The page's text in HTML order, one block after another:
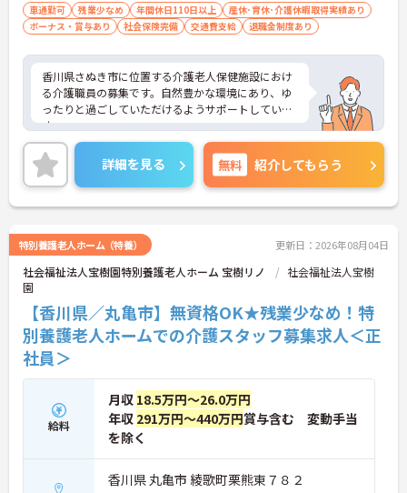
車通勤可 残業少なめ 年間休日110日以上
産休･育休･介護休暇取得実績あり
ボーナス・賞与あり
社会保険完備 交通費支給 退職金制度あり
香川県さぬき市に位置する介護老人保健施設におけ
る介護職員の募集です。自然豊かな環境にあり、ゆ
ったりと過ごしていただけるようサポートしていま
す。
ご利用者一人ひとりに寄り添った介護サービスの提
供を行っていただける方を募集しています。
ご興味ある方には、面接対策ポイントなど、さらに
詳細をお話しいたしますのでお気軽にご相談くださ
い！
詳細を見る 無料 紹介してもらう
特別養護老人ホーム（特養） 更新日：2026年08月04日
社会福祉法人宝樹園特別養護老人ホーム 宝樹リノ
社会福祉法人宝樹
園
【香川県／丸亀市】無資格OK★残業少なめ！特
別養護老人ホームでの介護スタッフ募集求人＜正
社員＞
給料
月収 18.5万円～26.0万円
年収 291万円～440万円賞与含む 変動手当
を除く
香川県 丸亀市 綾歌町栗熊東７８２